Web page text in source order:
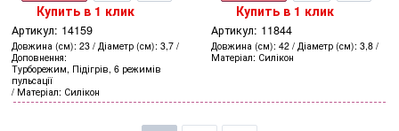
Купить в 1 клик
Артикул: 14159
Довжина (см) 23 Діаметр (см) 3,7
Доповнення
Турборежим, Підігрів, 6 режимів
пульсації
Матеріал Силікон
Купить в 1 клик
Артикул: 11844
Довжина (см) 42 Діаметр (см) 3,8
Матеріал Силікон